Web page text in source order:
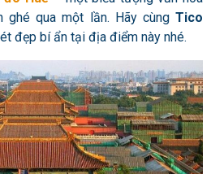
ghé qua một lần. Hãy cùngTico
đẹp bí ẩn tại địa điểm này nhé.